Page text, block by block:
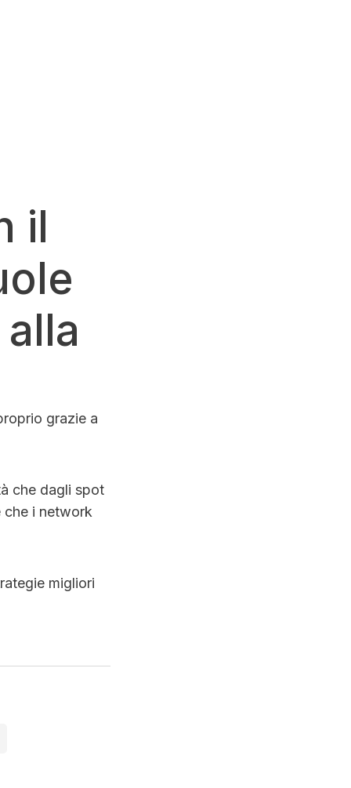
il
grazie a
che dagli spot
che i network
migliori